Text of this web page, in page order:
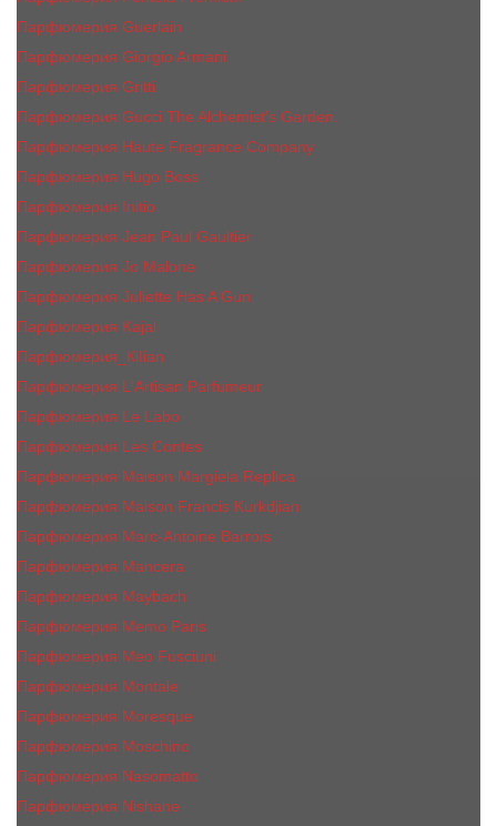
Парфюмерия Guerlain
Парфюмерия Giorgio Armani
Парфюмерия Gritti
Парфюмерия Gucci The Alchemist’s Garden.
Парфюмерия Haute Fragrance Company
Парфюмерия Hugo Boss
Парфюмерия Initio
Парфюмерия Jean Paul Gaultier
Парфюмерия Jо Malоnе
Парфюмерия Juliette Has A Gun
Парфюмерия Kajal
Парфюмерия_КiIiаn
Парфюмерия L'Artisan Parfumeur
Парфюмерия Le Labo
Парфюмерия Les Contes
Парфюмерия Maison Margiela Replica
Парфюмерия Maison Francis Kurkdjian
Парфюмерия Marc-Antoine Barrois
Парфюмерия Mancera
Парфюмерия Maybach
Парфюмерия Memo Paris
Парфюмерия Meo Fusciuni
Парфюмерия Montale
Парфюмерия Moresque
Парфюмерия Moschino
Парфюмерия Nasomatto
Парфюмерия Nishane